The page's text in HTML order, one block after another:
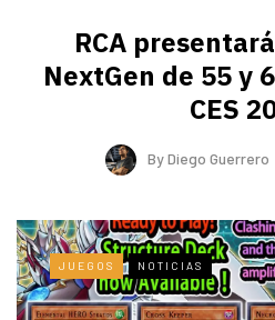
RCA
NextGen de 55 y
CES
ByDiego Guerrero
JUEGOS NOTICIAS